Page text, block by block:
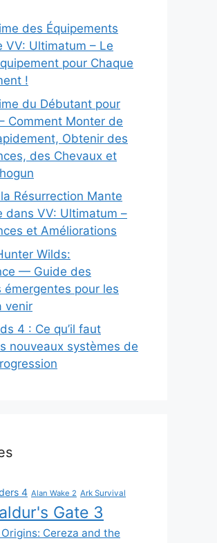
des Équipements
VV: Ultimatum – Le
pour Chaque
!
du Débutant pour
Comment Monter de
Obtenir des
des Chevaux et
Résurrection Mante
dans VV: Ultimatum –
et Améliorations
Wilds:
— Guide des
émergentes pour les
venir
4 : Ce qu’il faut
nouveaux systèmes de
4 Alan Wake 2 Ark Survival
Gate 3
Cereza and the